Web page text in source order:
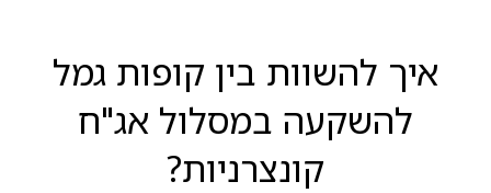
איך להשוות בין קופות גמל
להשקעה במסלול אג"ח
קונצרניות?